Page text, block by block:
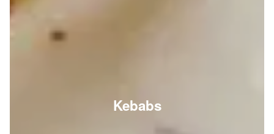
Kebabs